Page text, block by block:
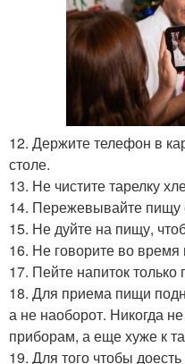
12. Держите телефон в
столе.
13. Не чистите тарелку
14. Пережевывайте пищу
15. Не дуйте на пищу,
16. Не говорите во
17. Пейте напиток
18. Для приема пищи
а не наоборот. Никогда
приборам, а еще хуже к
19. Для того чтобы